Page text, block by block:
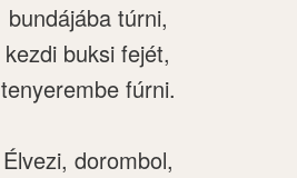
bundájába túrni,
kezdi buksi fejét,
tenyerembe fúrni.
Élvezi, dorombol,